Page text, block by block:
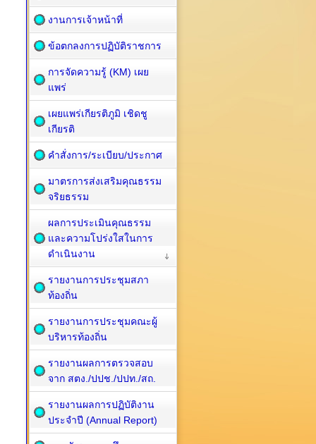
งานการเจ้าหน้าที่
ข้อตกลงการปฏิบัติราชการ
การจัดความรู้ (KM) เผย
แพร่
เผยแพร่เกียรติภูมิ เชิดชู
เกียรติ
คำสั่งการ/ระเบียบ/ประกาศ
มาตรการส่งเสริมคุณธรรม
จริยธรรม
ผลการประเมินคุณธรรม
และความโปร่งใสในการ
ดำเนินงาน
รายงานการประชุมสภา
ท้องถิ่น
รายงานการประชุมคณะผู้
บริหารท้องถิ่น
รายงานผลการตรวจสอบ
จาก สตง./ปปช./ปปท./สถ.
รายงานผลการปฏิบัติงาน
ประจำปี (Annual Report)